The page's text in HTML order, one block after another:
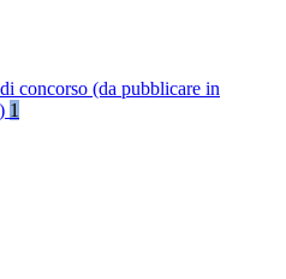
concorso (da pubblicare in
1